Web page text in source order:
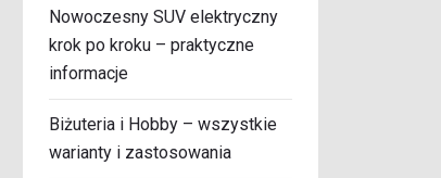
Nowoczesny SUV elektryczny
krok po kroku – praktyczne
informacje
Biżuteria i Hobby – wszystkie
warianty i zastosowania